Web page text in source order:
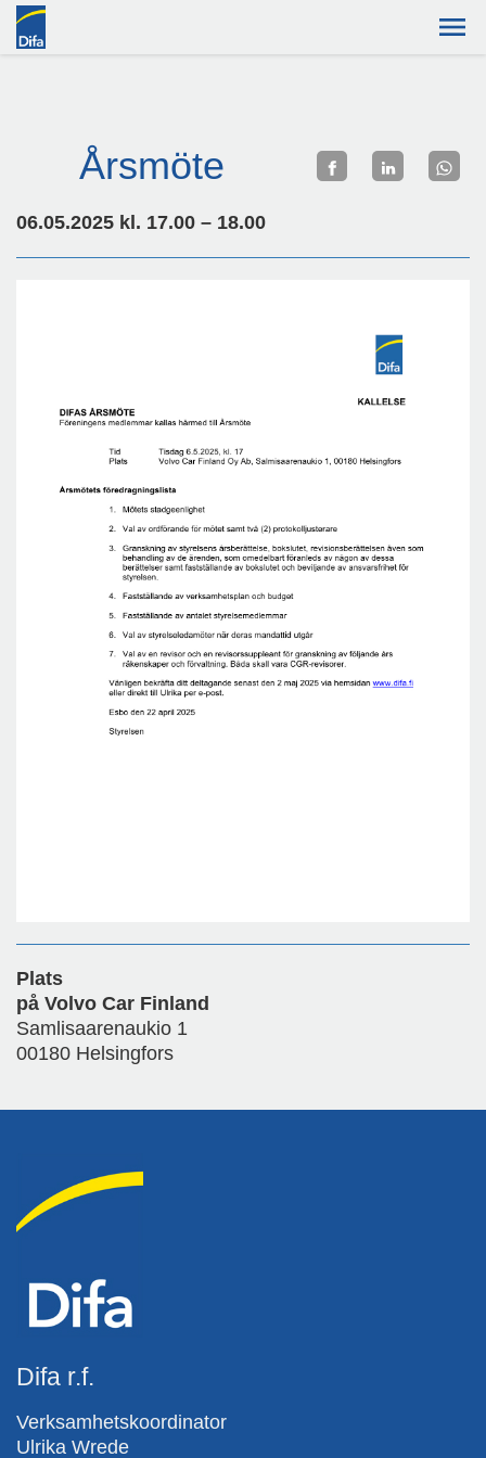
Årsmöte
06.05.2025 kl. 17.00 – 18.00
Plats
på Volvo Car Finland
Samlisaarenaukio 1
00180 Helsingfors
Difa r.f.
Verksamhetskoordinator
Ulrika Wrede